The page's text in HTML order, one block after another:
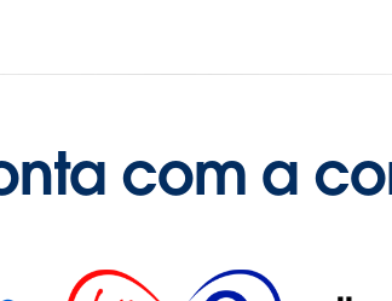
com a